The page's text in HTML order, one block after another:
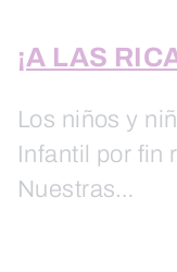
¡A LAS
Los niños y
Infantil por fin
Nuestras…